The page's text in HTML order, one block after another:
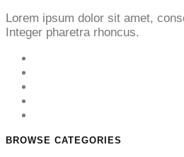
Lorem ipsum dolor sit amet,
Integer pharetra rhoncus.
BROWSE CATEGORIES